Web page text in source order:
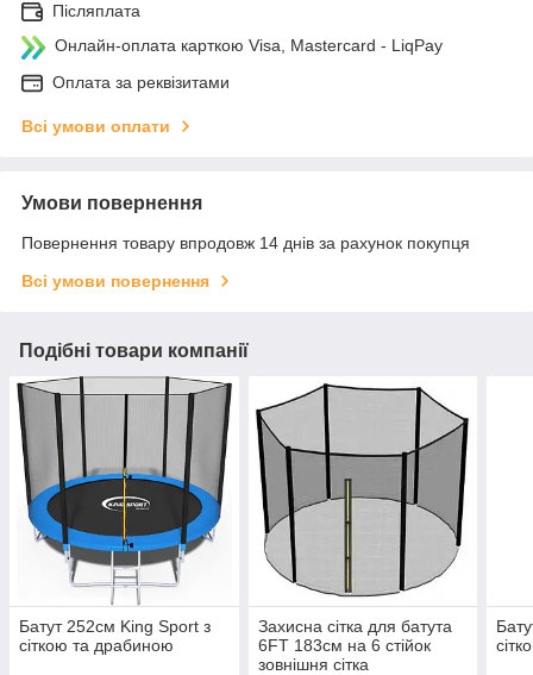
Післяплата
Онлайн-оплата карткою Visa, Mastercard - LiqPay
Оплата за реквізитами
Всі умови оплати
Умови повернення
Повернення товару впродовж 14 днів за рахунок покупця
Всі умови повернення
Подібні товари компанії
Батут 252см King Sport з
сіткою та драбиною
Захисна сітка для батута
6FT 183см на 6 стійок
зовнішня сітка